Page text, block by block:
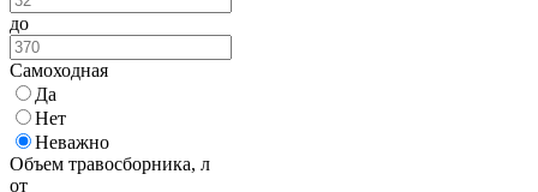
до
Самоходная
Да
Нет
Неважно
Объем травосборника, л
от